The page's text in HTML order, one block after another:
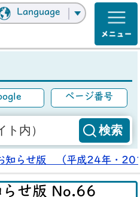
Language
ページ番号
知らせ版 （平成24年・
らせ版 No.66